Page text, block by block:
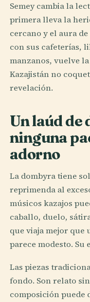
Semey cambia la
primera lleva la
cercano y el aura
con sus cafeterías,
manzanos, vuelve
Kazajistán no
revelación.
Un laúd de
ninguna
adorno
La dombyra tiene
reprimenda al
músicos kazajos
caballo, duelo,
que viaja mejor que
parece modesto. Su
Las piezas
fondo. Son relato
composición puede